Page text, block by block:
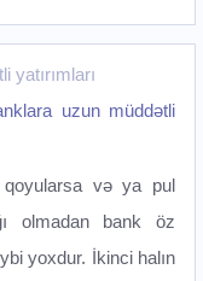
uzun müddətli
və ya pul
olmadan bank öz
yoxdur. İkinci halın